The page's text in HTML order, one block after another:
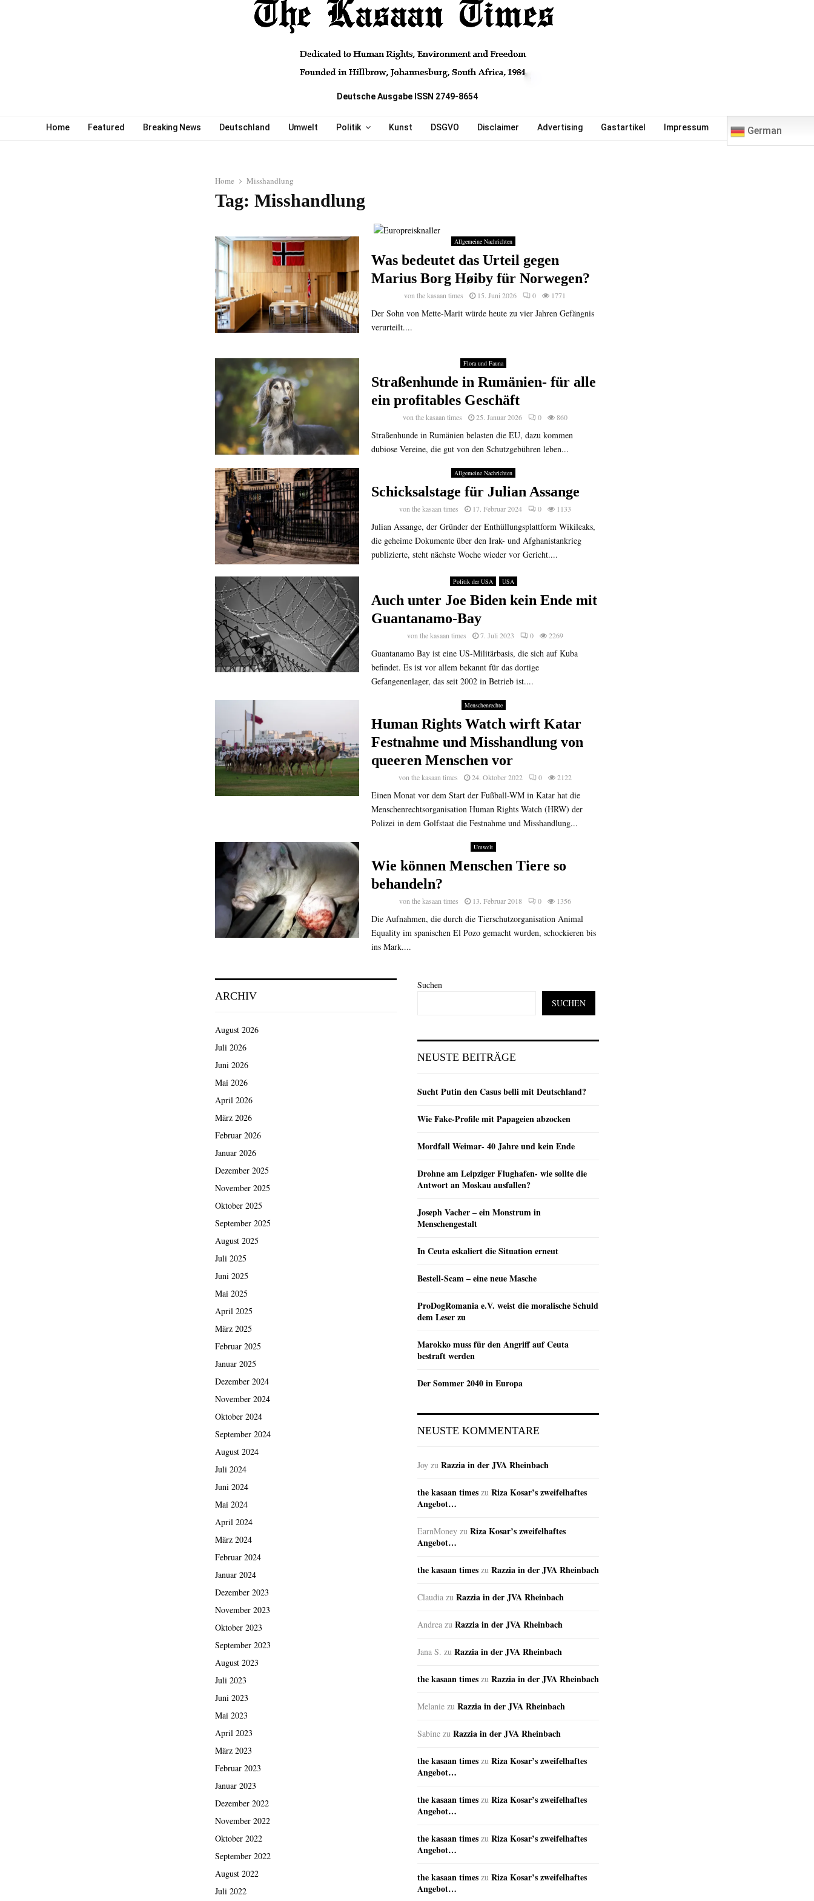
Deutsche Ausgabe ISSN 2749-8654
Home Featured Breaking News Deutschland Umwelt Politik Kunst DSGVO Disclaimer Advertising Gastartikel Impressum German
Home Misshandlung
Tag: Misshandlung
Allgemeine Nachrichten
Was bedeutet das Urteil gegen
Marius Borg Høiby für Norwegen?
vonthe kasaan times 15. Juni 2026 0 1771
Der Sohn von Mette-Marit würde heute zu vier Jahren Gefängnis
verurteilt....
Flora und Fauna
Straßenhunde in Rumänien- für alle
ein profitables Geschäft
vonthe kasaan times 25. Januar 2026 0 860
Straßenhunde in Rumänien belasten die EU, dazu kommen
dubiose Vereine, die gut von den Schutzgebühren leben...
Allgemeine Nachrichten
Schicksalstage für Julian Assange
vonthe kasaan times 17. Februar 2024 0 1133
Julian Assange, der Gründer der Enthüllungsplattform Wikileaks,
die geheime Dokumente über den Irak- und Afghanistankrieg
publizierte, steht nächste Woche wieder vor Gericht....
Politik der USA USA
Auch unter Joe Biden kein Ende mit
Guantanamo-Bay
von the kasaan times 7. Juli 2023 0 2269
Guantanamo Bay ist eine US-Militärbasis, die sich auf Kuba
befindet. Es ist vor allem bekannt für das dortige
Gefangenenlager, das seit 2002 in Betrieb ist....
Menschenrechte
Human Rights Watch wirft Katar
Festnahme und Misshandlung von
queeren Menschen vor
von the kasaan times 24. Oktober 2022 0 2122
Einen Monat vor dem Start der Fußball-WM in Katar hat die
Menschenrechtsorganisation Human Rights Watch (HRW) der
Polizei in dem Golfstaat die Festnahme und Misshandlung...
Umwelt
Wie können Menschen Tiere so
behandeln?
von the kasaan times 13. Februar 2018 0 1356
Die Aufnahmen, die durch die Tierschutzorganisation Animal
Equality im spanischen El Pozo gemacht wurden, schockieren bis
ins Mark....
ARCHIV
August 2026
Juli 2026
Juni 2026
Mai 2026
April 2026
März 2026
Februar 2026
Januar 2026
Dezember 2025
November 2025
Oktober 2025
September 2025
August 2025
Juli 2025
Juni 2025
Mai 2025
April 2025
März 2025
Februar 2025
Januar 2025
Dezember 2024
November 2024
Oktober 2024
September 2024
August 2024
Juli 2024
Juni 2024
Mai 2024
April 2024
März 2024
Februar 2024
Januar 2024
Dezember 2023
November 2023
Oktober 2023
September 2023
August 2023
Juli 2023
Juni 2023
Mai 2023
April 2023
März 2023
Februar 2023
Januar 2023
Dezember 2022
November 2022
Oktober 2022
September 2022
August 2022
Juli 2022
Suchen
SUCHEN
NEUSTE BEITRÄGE
Sucht Putin den Casus belli mit Deutschland?
Wie Fake-Profile mit Papageien abzocken
Mordfall Weimar- 40 Jahre und kein Ende
Drohne am Leipziger Flughafen- wie sollte die
Antwort an Moskau ausfallen?
Joseph Vacher – ein Monstrum in
Menschengestalt
In Ceuta eskaliert die Situation erneut
Bestell-Scam – eine neue Masche
ProDogRomania e.V. weist die moralische Schuld
dem Leser zu
Marokko muss für den Angriff auf Ceuta
bestraft werden
Der Sommer 2040 in Europa
NEUSTE KOMMENTARE
Joy zu Razzia in der JVA Rheinbach
the kasaan times zu Riza Kosar’s zweifelhaftes
Angebot…
EarnMoney zu Riza Kosar’s zweifelhaftes
Angebot…
the kasaan times zu Razzia in der JVA Rheinbach
Claudia zu Razzia in der JVA Rheinbach
Andrea zu Razzia in der JVA Rheinbach
Jana S. zu Razzia in der JVA Rheinbach
the kasaan times zu Razzia in der JVA Rheinbach
Melanie zu Razzia in der JVA Rheinbach
Sabine zu Razzia in der JVA Rheinbach
the kasaan times zu Riza Kosar’s zweifelhaftes
Angebot…
the kasaan times zu Riza Kosar’s zweifelhaftes
Angebot…
the kasaan times zu Riza Kosar’s zweifelhaftes
Angebot…
the kasaan times zu Riza Kosar’s zweifelhaftes
Angebot…